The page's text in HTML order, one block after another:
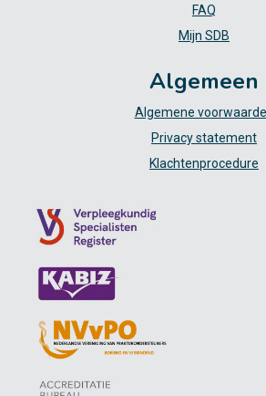
FAQ
Mijn SDB
Algemeen
Algemene
Privacy statement
Klachtenprocedure